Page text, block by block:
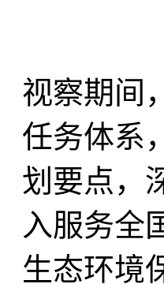
视察期间
任务体系
划要点，
入服务全
生态环境